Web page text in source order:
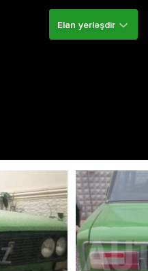
Elan yerləşdir